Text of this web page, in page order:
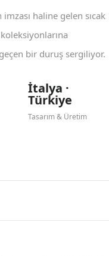
haline gelen sıcak
bir duruş sergiliyor.
İtalya ·
Türkiye
Tasarım & Üretim